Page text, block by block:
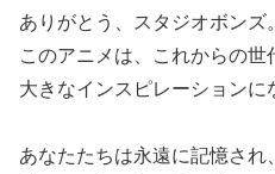
ありがとう、スタジオボンズ。
このアニメは、これからの世
大きなインスピレーションに
あなたたちは永遠に記憶され、